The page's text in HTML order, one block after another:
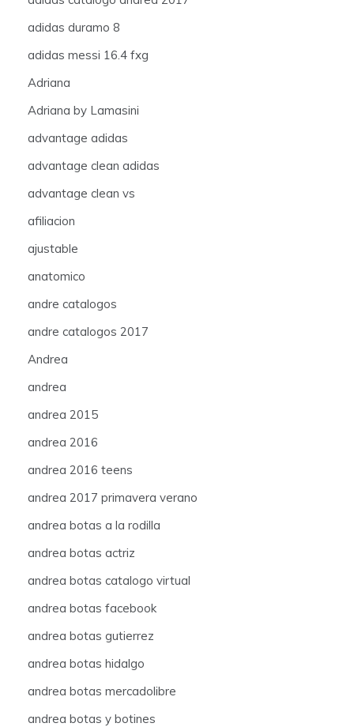
adidas duramo 8
adidas messi 16.4 fxg
Adriana
Adriana by Lamasini
advantage adidas
advantage clean adidas
advantage clean vs
afiliacion
ajustable
anatomico
andre catalogos
andre catalogos 2017
Andrea
andrea
andrea 2015
andrea 2016
andrea 2016 teens
andrea 2017 primavera verano
andrea botas a la rodilla
andrea botas actriz
andrea botas catalogo virtual
andrea botas facebook
andrea botas gutierrez
andrea botas hidalgo
andrea botas mercadolibre
andrea botas y botines